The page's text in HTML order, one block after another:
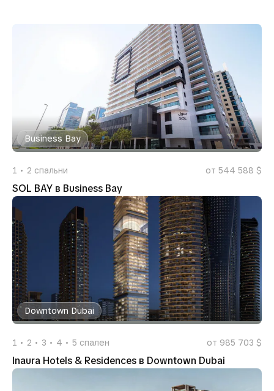
Business Bay
1 2 спальни от 544 588 $
SOL BAY в Business Bay
Downtown Dubai
1 2 3 4 5 спален от 985 703 $
Inaura Hotels & Residences в Downtown Dubai